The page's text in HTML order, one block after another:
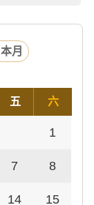
本月
五 六
1
7 8
14 15